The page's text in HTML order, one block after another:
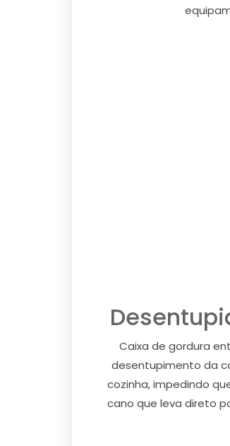
Caixa de gordura
desentupimento da
cozinha, impedindo
cano que leva direto